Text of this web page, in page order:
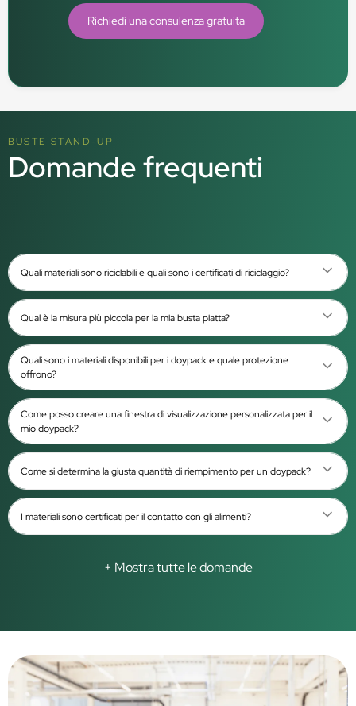
Richiedi una consulenza gratuita
BUSTE STAND-UP
Domande frequenti
Quali materiali sono riciclabili e quali sono i certificati di riciclaggio?
Qual è la misura più piccola per la mia busta piatta?
Quali sono i materiali disponibili per i doypack e quale protezione
offrono?
Come posso creare una finestra di visualizzazione personalizzata per il
mio doypack?
Come si determina la giusta quantità di riempimento per un doypack?
I materiali sono certificati per il contatto con gli alimenti?
+ Mostra tutte le domande